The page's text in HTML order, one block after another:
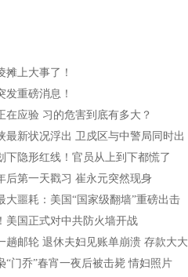
摊上大事了！
发重磅消息！
在应验 习的危害到底有多大？
最新状况浮出 卫戍区与中警局同时出
下隐形红线！官员从上到下都慌了
后第一天戳习 崔永元突然现身
大噩耗：美国“国家级翻墙”重磅出击
美国正式对中共防火墙开战
趟邮轮 退休夫妇见账单崩溃 存款大大
“门乔”春宵一夜后被击毙 情妇照片